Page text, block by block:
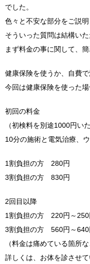
でした。
色々と不安な部分をご説
そういった質問は結構いた
まず料金の事に関して、
健康保険を使うか、自費
今回は健康保険を使った
初回の料金
（初検料を別途1000円い
10分の施術と電気治療、
1割負担の方 280円
3割負担の方 830
2回目以降
1割負担の方 220円～250
3割負担の方 560円～
（料金は痛めている箇所
詳しくは、お体を診させ